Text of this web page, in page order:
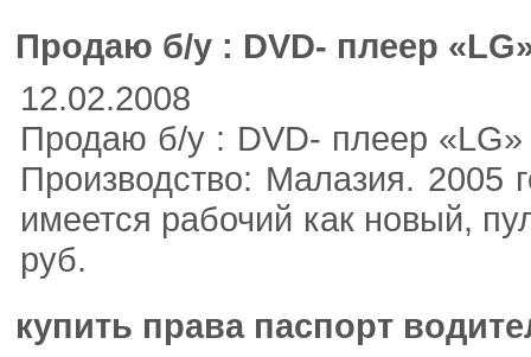
Продаю б/у : DVD- плеер
12.02.2008
Продаю б/у : DVD- плеер
Производство: Малазия. 2005
имеется рабочий как новый,
руб.
купить права паспорт